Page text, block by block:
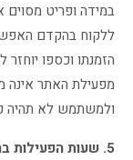
במידה ופריט מסוים
ללקוח בהקדם
הזמנתו וכספו יוחזר
מפעילת האתר אינה
ולמשתמש לא תהיה
5. שעות הפעילות ברכישה באתר: